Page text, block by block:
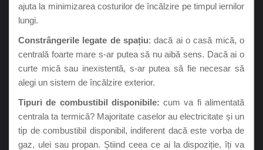
ajuta la minimizarea costurilor de încălzire pe timpul iernilor
lungi.
Constrângerile legate de spațiu: dacă ai o casă mică, o
centrală foarte mare s-ar putea să nu aibă sens. Dacă ai o
curte mică sau inexistentă, s-ar putea să fie necesar să
alegi un sistem de încălzire exterior.
Tipuri de combustibil disponibile: cum va fi alimentată
centrala ta termică? Majoritate caselor au electricitate și un
tip de combustibil disponibil, indiferent dacă este vorba de
gaz, ulei sau propan. Știind ceea ce ai la dispoziție, îți va